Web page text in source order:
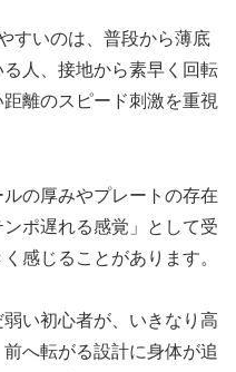
すいのは、普段から薄底
人、接地から素早く回転
離のスピード刺激を重視
の厚みやプレートの存在
ポ遅れる感覚」として受
感じることがあります。
い初心者が、いきなり高
へ転がる設計に身体が追